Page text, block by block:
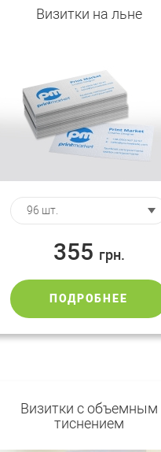
Визитки на льне
355 грн.
ПОДРОБНЕЕ
Визитки с объемным
тиснением